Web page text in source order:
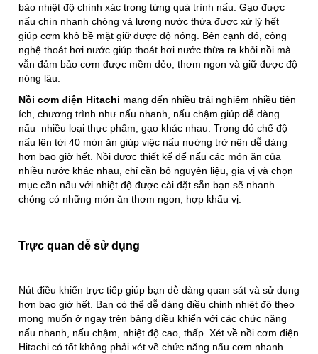
bảo nhiệt độ chính xác trong từng quá trình nấu. Gạo được
nấu chín nhanh chóng và lượng nước thừa được xử lý hết
giúp cơm khô bề mặt giữ được độ nóng. Bên cạnh đó, công
nghệ thoát hơi nước giúp thoát hơi nước thừa ra khỏi nồi mà
vẫn đảm bảo cơm được mềm dẻo, thơm ngon và giữ được độ
nóng lâu.
Nồi cơm điện Hitachi mang đến nhiều trải nghiệm nhiều tiện
ích, chương trình như nấu nhanh, nấu chậm giúp dễ dàng
nấu nhiều loại thực phẩm, gạo khác nhau. Trong đó chế độ
nấu lên tới 40 món ăn giúp việc nấu nướng trở nên dễ dàng
hơn bao giờ hết. Nồi được thiết kế để nấu các món ăn của
nhiều nước khác nhau, chỉ cần bỏ nguyên liệu, gia vị và chọn
mục cần nấu với nhiệt độ được cài đặt sẵn bạn sẽ nhanh
chóng có những món ăn thơm ngon, hợp khẩu vị.
Trực quan dễ sử dụng
Nút điều khiển trực tiếp giúp bạn dễ dàng quan sát và sử dụng
hơn bao giờ hết. Bạn có thể dễ dàng điều chỉnh nhiệt độ theo
mong muốn ở ngay trên bảng điều khiển với các chức năng
nấu nhanh, nấu chậm, nhiệt độ cao, thấp. Xét về nồi cơm điện
Hitachi có tốt không phải xét về chức năng nấu cơm nhanh.